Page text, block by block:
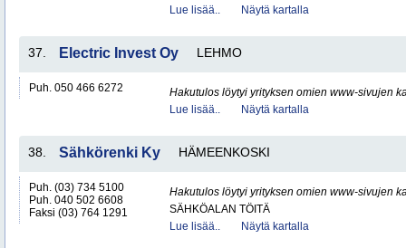
Lue lisää..
Näytä kartalla
37. Electric Invest Oy LEHMO
Puh. 050 466 6272
Hakutulos löytyi yrityksen omien www-sivujen
Lue lisää..
Näytä kartalla
38. Sähkörenki Ky HÄMEENKOSKI
Puh. (03) 734 5100
Puh. 040 502 6608
Faksi (03) 764 1291
Hakutulos löytyi yrityksen omien www-sivujen
SÄHKÖALAN TÖITÄ
Lue lisää..
Näytä kartalla